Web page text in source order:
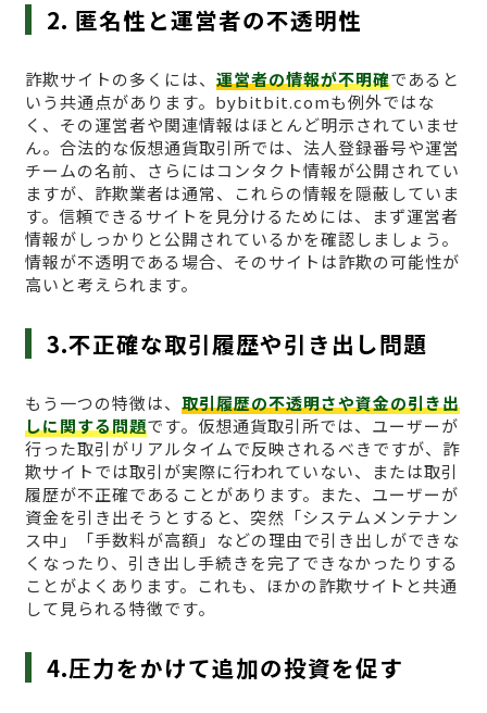
2. 匿名性と運営者の不透明性
詐欺サイトの多くには、 運営者の情報が不明確であると
いう共通点があります。bybitbit.comも例外ではな
く、その運営者や関連情報はほとんど明示されていませ
ん。合法的な仮想通貨取引所では、法人登録番号や運営
チームの名前、さらにはコンタクト情報が公開されてい
ますが、詐欺業者は通常、これらの情報を隠蔽していま
す。信頼できるサイトを見分けるためには、まず運営者
情報がしっかりと公開されているかを確認しましょう。
情報が不透明である場合、そのサイトは詐欺の可能性が
高いと考えられます。
3.不正確な取引履歴や引き出し問題
もう一つの特徴は、 取引履歴の不透明さや資金の引き出
しに関する問題です。仮想通貨取引所では、ユーザーが
行った取引がリアルタイムで反映されるべきですが、詐
欺サイトでは取引が実際に行われていない、または取引
履歴が不正確であることがあります。また、ユーザーが
資金を引き出そうとすると、突然「システムメンテナン
ス中」「手数料が高額」などの理由で引き出しができな
くなったり、引き出し手続きを完了できなかったりする
ことがよくあります。これも、ほかの詐欺サイトと共通
して見られる特徴です。
4.圧力をかけて追加の投資を促す